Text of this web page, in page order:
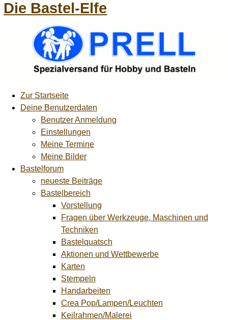
Die Bastel-Elfe
Zur Startseite
Deine Benutzerdaten
Benutzer Anmeldung
Einstellungen
Meine Termine
Meine Bilder
Bastelforum
neueste Beiträge
Bastelbereich
Vorstellung
Fragen über Werkzeuge, Maschinen und
Techniken
Bastelquatsch
Aktionen und Wettbewerbe
Karten
Stempeln
Handarbeiten
Crea Pop/Lampen/Leuchten
Keilrahmen/Malerei